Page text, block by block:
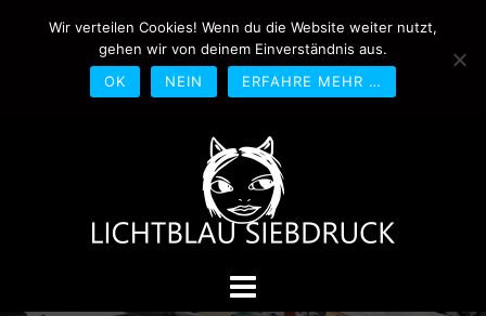
0170-4800361
drucken@lichtblau-
siebdruck.de
Schwedlerstraße 1 - 5 60314
Frankfurt
Wir verteilen Cookies! Wenn du die Website weiter nutzt,
gehen wir von deinem Einverständnis aus.
OK
NEIN ERFAHRE MEHR …